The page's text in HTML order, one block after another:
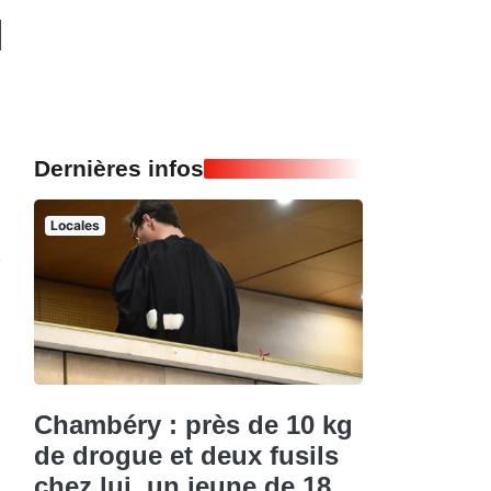
Dernières infos
Locales
Chambéry : près de 10 kg
de drogue et deux fusils